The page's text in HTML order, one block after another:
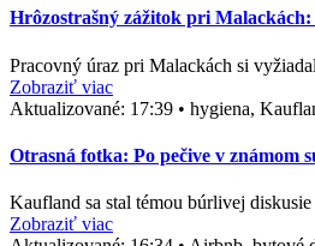
Hrôzostrašný zážitok pri
Pracovný úraz pri Malackách si
Zobraziť viac
Aktualizované: 17:39 • hygiena,
Otrasná fotka: Po pečive v známom
Kaufland sa stal témou búrlivej
Zobraziť viac